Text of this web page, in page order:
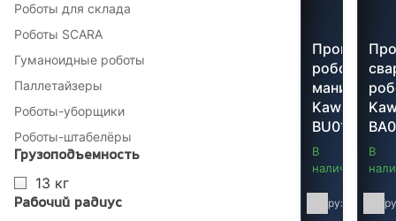
Роботы для склада
Роботы SCARA
Гуманоидные роботы
Паллетайзеры
Роботы-уборщики
Роботы-штабелёры
Грузоподъемность
13 кг
Рабочий радиус
робот-
Kawasaki
BU015X
В
наличии
В